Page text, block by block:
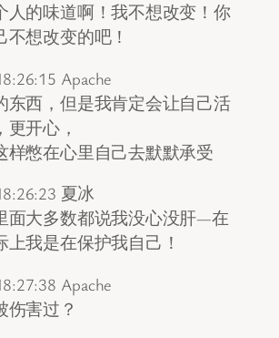
人的味道啊！我不想改变！你
想改变的吧！
Apache
东西，但是我肯定会让自己活
开心，
样憋在心里自己去默默承受
夏冰
面大多数都说我没心没肝—在
上我是在保护我自己！
Apache
伤害过？